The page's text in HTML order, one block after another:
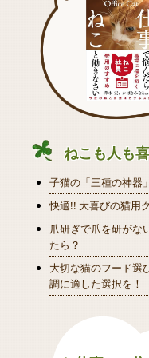
ねこも人も
子猫の「三種の神器」
快適!! 大喜びの猫用
爪研ぎで爪を研がな
たら？
大切な猫のフード選
調に適した選択を！